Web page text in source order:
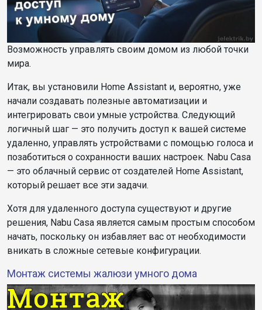
Возможность управлять своим домом из любой точки
мира.
Итак, вы установили Home Assistant и, вероятно, уже
начали создавать полезные автоматизации и
интегрировать свои умные устройства. Следующий
логичный шаг — это получить доступ к вашей системе
удаленно, управлять устройствами с помощью голоса и
позаботиться о сохранности ваших настроек. Nabu Casa
— это облачный сервис от создателей Home Assistant,
который решает все эти задачи.
Хотя для удаленного доступа существуют и другие
решения, Nabu Casa является самым простым способом
начать, поскольку он избавляет вас от необходимости
вникать в сложные сетевые конфигурации.
Монтаж системы жалюзи умного дома